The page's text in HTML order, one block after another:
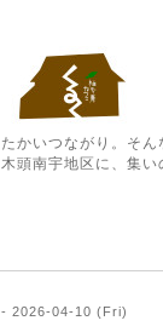
かいつながり。そ
頭南宇地区に、集い
2026-04-10 (Fri)